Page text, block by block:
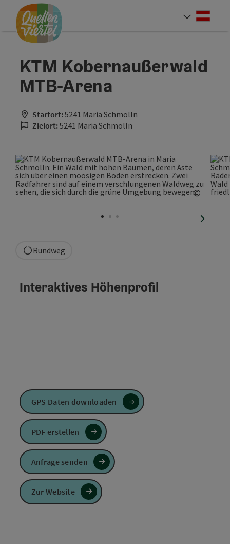
Zum Inhalt
Zur Navigation
Zum Seitenanfang
KTM Kobernaußerwald
MTB-Arena
Startort:5241 Maria Schmolln
Zielort:5241 Maria Schmolln
©
Rundweg
Interaktives Höhenprofil
GPS Daten downloaden
PDF erstellen
Anfrage senden
Zur Website